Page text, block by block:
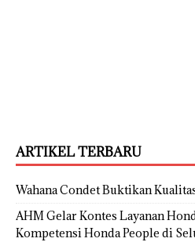
ARTIKEL TERBARU
Wahana Condet Buktikan
AHM Gelar Kontes Layanan
Kompetensi Honda People di